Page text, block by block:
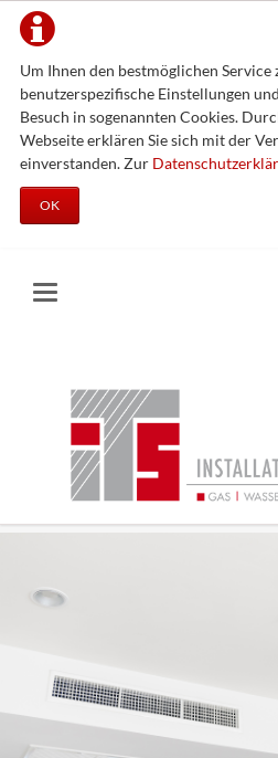
Um Ihnen den bestmöglichen
benutzerspezifische Einstellungen
Besuch in sogenannten Cookies.
Webseite erklären Sie sich mit der
einverstanden. Zur
OK